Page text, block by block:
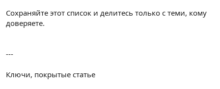
Сохраняйте этот список и делитесь только с теми, кому
доверяете.
---
Ключи, покрытые статье